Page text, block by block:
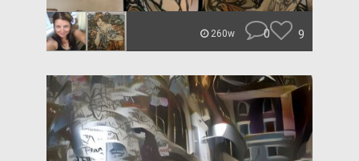
260w 0 9